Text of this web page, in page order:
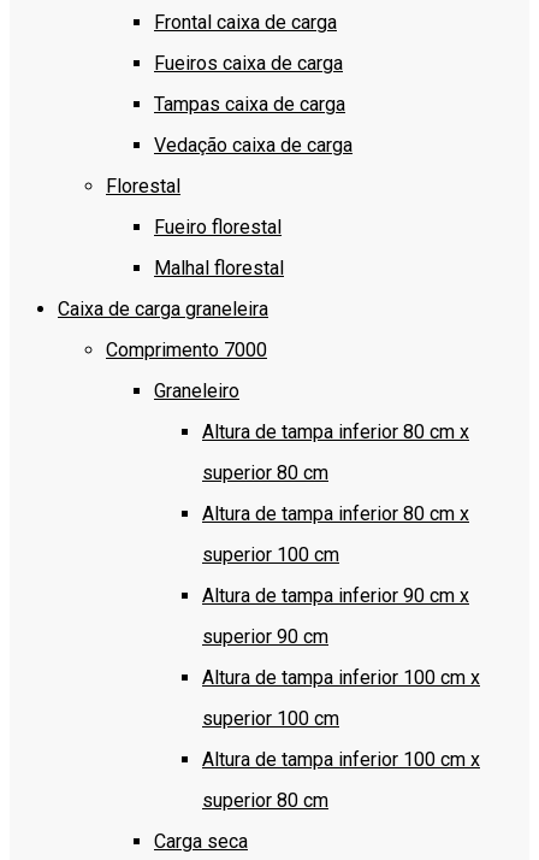
Frontal caixa de carga
Fueiros caixa de carga
Tampas caixa de carga
Vedação caixa de carga
Florestal
Fueiro florestal
Malhal florestal
Caixa de carga graneleira
Comprimento 7000
Graneleiro
Altura de tampa inferior 80 cm x
superior 80 cm
Altura de tampa inferior 80 cm x
superior 100 cm
Altura de tampa inferior 90 cm x
superior 90 cm
Altura de tampa inferior 100 cm x
superior 100 cm
Altura de tampa inferior 100 cm x
superior 80 cm
Carga seca